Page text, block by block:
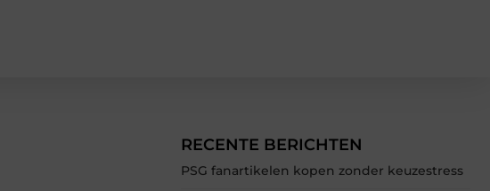
RECENTE BERICHTEN
PSG fanartikelen kopen zonder keuzestress